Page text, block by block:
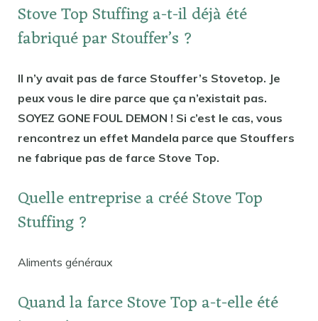
Stove Top Stuffing a-t-il déjà été
fabriqué par Stouffer’s ?
Il n’y avait pas de farce Stouffer’s Stovetop. Je
peux vous le dire parce que ça n’existait pas.
SOYEZ GONE FOUL DEMON ! Si c’est le cas, vous
rencontrez un effet Mandela parce que Stouffers
ne fabrique pas de farce Stove Top.
Quelle entreprise a créé Stove Top
Stuffing ?
Aliments généraux
Quand la farce Stove Top a-t-elle été